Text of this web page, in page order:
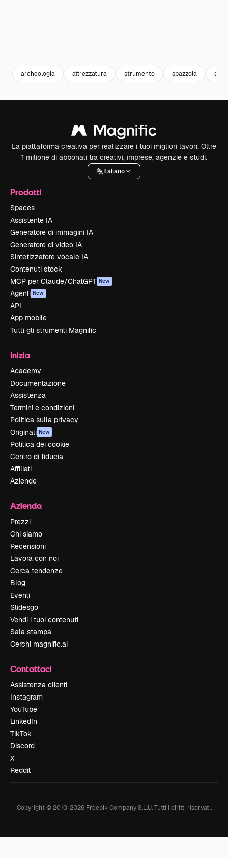
archeologia attrezzatura strumento spazzola
La piattaforma creativa per realizzare i tuoi migliori lavori. Oltre
1 milione di abbonati tra creativi, imprese, agenzie e studi.
Italiano
Prodotti
Spaces
Assistente IA
Generatore di immagini IA
Generatore di video IA
Sintetizzatore vocale IA
Contenuti stock
MCP per Claude/ChatGPT New
Agenti New
API
App mobile
Tutti gli strumenti Magnific
Inizia
Academy
Documentazione
Assistenza
Termini e condizioni
Politica sulla privacy
Originali New
Politica dei cookie
Centro di fiducia
Affiliati
Aziende
Azienda
Prezzi
Chi siamo
Recensioni
Lavora con noi
Cerca tendenze
Blog
Eventi
Slidesgo
Vendi i tuoi contenuti
Sala stampa
Cerchi magnific.ai
Contattaci
Assistenza clienti
Instagram
YouTube
LinkedIn
TikTok
Discord
X
Reddit
Copyright © 2010-2026Freepik Company S.L.U. Tutti i diritti riservati.